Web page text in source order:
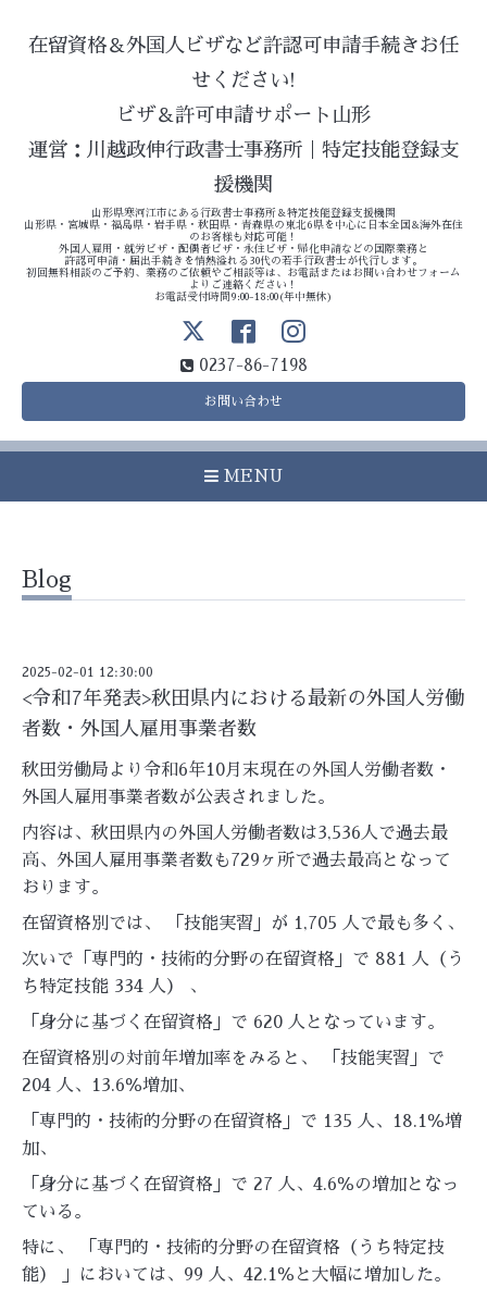
在留資格＆外国人ビザなど許認可申請手続きお任
せください!
ビザ＆許可申請サポート山形
運営：川越政伸行政書士事務所｜特定技能登録支
援機関
山形県寒河江市にある行政書士事務所＆特定技能登録支援機関
山形県・宮城県・福島県・岩手県・秋田県・青森県の東北6県を中心に日本全国&海外在住
のお客様も対応可能！
外国人雇用・就労ビザ・配偶者ビザ・永住ビザ・帰化申請などの国際業務と
許認可申請・届出手続きを情熱溢れる30代の若手行政書士が代行します。
初回無料相談のご予約、業務のご依頼やご相談等は、お電話またはお問い合わせフォーム
よりご連絡ください！
お電話受付時間9:00-18:00(年中無休)
0237-86-7198
お問い合わせ
MENU
Blog
2025-02-01 12:30:00
<令和7年発表>秋田県内における最新の外国人労働
者数・外国人雇用事業者数
秋田労働局より令和6年10月末現在の外国人労働者数・
外国人雇用事業者数が公表されました。
内容は、秋田県内の外国人労働者数は3,536人で過去最
高、外国人雇用事業者数も729ヶ所で過去最高となって
おります。
在留資格別では、 「技能実習」が 1,705 人で最も多く、
次いで「専門的・技術的分野の在留資格」で 881 人（う
ち特定技能 334 人） 、
「身分に基づく在留資格」で 620 人となっています。
在留資格別の対前年増加率をみると、 「技能実習」で
204 人、13.6％増加、
「専門的・技術的分野の在留資格」で 135 人、18.1％増
加、
「身分に基づく在留資格」で 27 人、4.6％の増加となっ
ている。
特に、 「専門的・技術的分野の在留資格（うち特定技
能） 」においては、99 人、42.1％と大幅に増加した。